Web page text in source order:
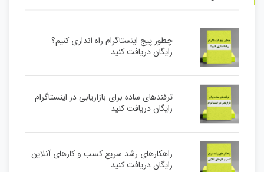
چطور پیج اینستاگرام راه اندازی کنیم؟
رایگان دریافت کنید
ترفندهای ساده برای بازاریابی در اینستاگرام
رایگان دریافت کنید
راهکارهای رشد سریع کسب و کارهای آنلاین
رایگان دریافت کنید